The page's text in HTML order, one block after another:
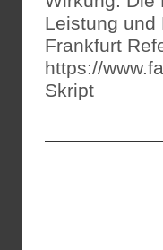
Leistung und
Frankfurt
https://
Skript